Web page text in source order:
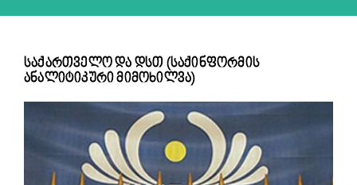
საქართველო და დსთ (საქინფორმის
ანალიტიკური მიმოხილვა)